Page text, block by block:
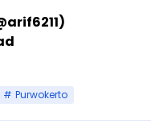
Purwokerto